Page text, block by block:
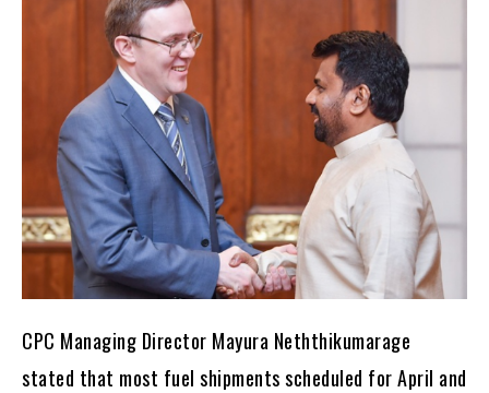
CPC Managing Director Mayura Neththikumarage
stated that most fuel shipments scheduled for April and